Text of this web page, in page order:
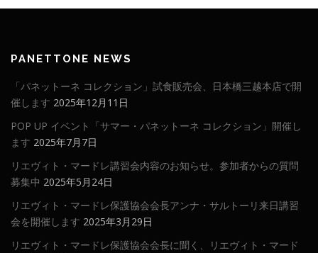
PANETTONE NEWS
「パネットーネ コレクション」試食販売会、日本橋三越本店で開
催します 2025年12月11日
POP UP イベント「サマー・パネットーネ コレクション」開催し
ます 2025年7月7日
リエヴィト・マードレ講習会内容のお知らせ。参加者からの質問
募集中 2025年5月24日
リエヴィト・マードレ保護協会会長アンナ・サルトーリ来日講習
会を開催します 2025年3月29日
リエヴィト・マードレ保護協会会長に聞く、リエヴィト・マード